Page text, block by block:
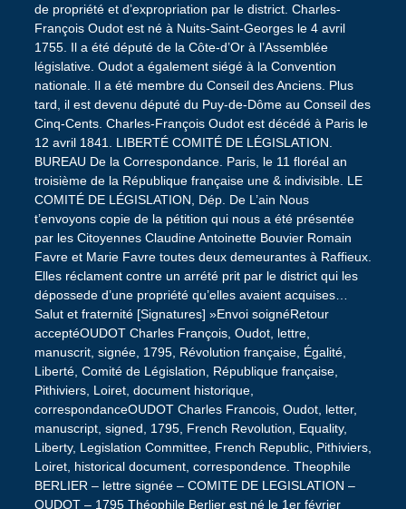
de propriété et d’expropriation par le district. Charles-
François Oudot est né à Nuits-Saint-Georges le 4 avril
1755. Il a été député de la Côte-d’Or à l’Assemblée
législative. Oudot a également siégé à la Convention
nationale. Il a été membre du Conseil des Anciens. Plus
tard, il est devenu député du Puy-de-Dôme au Conseil des
Cinq-Cents. Charles-François Oudot est décédé à Paris le
12 avril 1841. LIBERTÉ COMITÉ DE LÉGISLATION.
BUREAU De la Correspondance. Paris, le 11 floréal an
troisième de la République française une & indivisible. LE
COMITÉ DE LÉGISLATION, Dép. De L’ain Nous
t’envoyons copie de la pétition qui nous a été présentée
par les Citoyennes Claudine Antoinette Bouvier Romain
Favre et Marie Favre toutes deux demeurantes à Raffieux.
Elles réclament contre un arrété prit par le district qui les
dépossede d’une propriété qu’elles avaient acquises…
Salut et fraternité [Signatures] »Envoi soignéRetour
acceptéOUDOT Charles François, Oudot, lettre,
manuscrit, signée, 1795, Révolution française, Égalité,
Liberté, Comité de Législation, République française,
Pithiviers, Loiret, document historique,
correspondanceOUDOT Charles Francois, Oudot, letter,
manuscript, signed, 1795, French Revolution, Equality,
Liberty, Legislation Committee, French Republic, Pithiviers,
Loiret, historical document, correspondence. Theophile
BERLIER – lettre signée – COMITE DE LEGISLATION –
OUDOT – 1795 Théophile Berlier est né le 1er février